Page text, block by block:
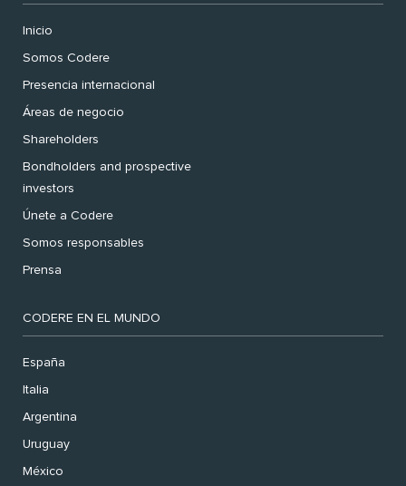
Inicio
Somos Codere
Presencia internacional
Áreas de negocio
Shareholders
Bondholders and prospective
investors
Únete a Codere
Somos responsables
Prensa
CODERE EN EL MUNDO
España
Italia
Argentina
Uruguay
México